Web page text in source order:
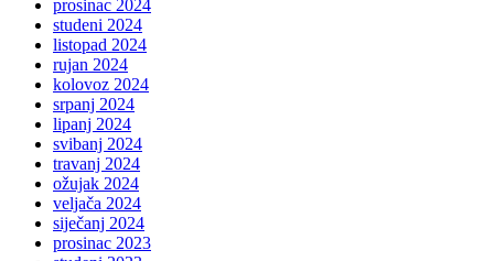
prosinac 2024
studeni 2024
listopad 2024
rujan 2024
kolovoz 2024
srpanj 2024
lipanj 2024
svibanj 2024
travanj 2024
ožujak 2024
veljača 2024
siječanj 2024
prosinac 2023